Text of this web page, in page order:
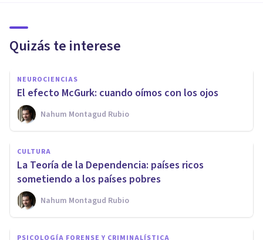
Quizás te interese
NEUROCIENCIAS
El efecto McGurk: cuando oímos con los ojos
Nahum Montagud Rubio
CULTURA
La Teoría de la Dependencia: países ricos
sometiendo a los países pobres
Nahum Montagud Rubio